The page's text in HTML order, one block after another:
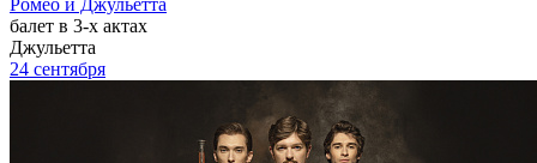
балет в 3-х актах
Джульетта
24 сентября